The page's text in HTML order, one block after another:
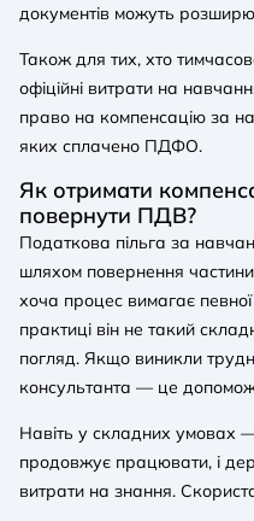
документів можуть
Також для тих, хто
офіційні витрати на
право на компенсацію за
яких сплачено ПДФО.
Як отримати
повернути ПДВ?
Податкова пільга за
шляхом повернення частини
хоча процес вимагає
практиці він не такий
погляд. Якщо виникли
консультанта — це
Навіть у складних умовах
продовжує працювати, і
витрати на знання.